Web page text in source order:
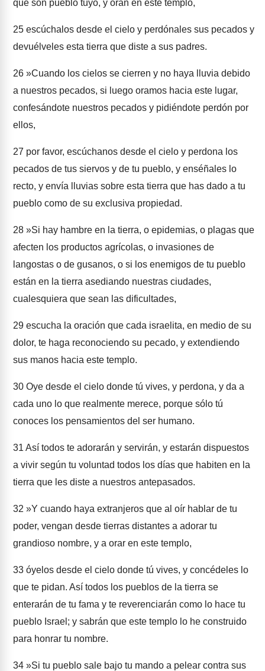
que son pueblo tuyo, y oran en este templo,
25 escúchalos desde el cielo y perdónales sus pecados y
devuélveles esta tierra que diste a sus padres.
26 »Cuando los cielos se cierren y no haya lluvia debido
a nuestros pecados, si luego oramos hacia este lugar,
confesándote nuestros pecados y pidiéndote perdón por
ellos,
27 por favor, escúchanos desde el cielo y perdona los
pecados de tus siervos y de tu pueblo, y enséñales lo
recto, y envía lluvias sobre esta tierra que has dado a tu
pueblo como de su exclusiva propiedad.
28 »Si hay hambre en la tierra, o epidemias, o plagas que
afecten los productos agrícolas, o invasiones de
langostas o de gusanos, o si los enemigos de tu pueblo
están en la tierra asediando nuestras ciudades,
cualesquiera que sean las dificultades,
29 escucha la oración que cada israelita, en medio de su
dolor, te haga reconociendo su pecado, y extendiendo
sus manos hacia este templo.
30 Oye desde el cielo donde tú vives, y perdona, y da a
cada uno lo que realmente merece, porque sólo tú
conoces los pensamientos del ser humano.
31 Así todos te adorarán y servirán, y estarán dispuestos
a vivir según tu voluntad todos los días que habiten en la
tierra que les diste a nuestros antepasados.
32 »Y cuando haya extranjeros que al oír hablar de tu
poder, vengan desde tierras distantes a adorar tu
grandioso nombre, y a orar en este templo,
33 óyelos desde el cielo donde tú vives, y concédeles lo
que te pidan. Así todos los pueblos de la tierra se
enterarán de tu fama y te reverenciarán como lo hace tu
pueblo Israel; y sabrán que este templo lo he construido
para honrar tu nombre.
34 »Si tu pueblo sale bajo tu mando a pelear contra sus